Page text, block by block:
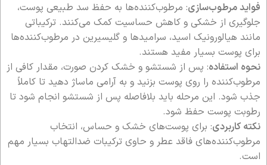
فواید مرطوب‌سازی: مرطوب‌کننده‌ها به حفظ سد طبیعی پوست،
جلوگیری از خشکی و کاهش حساسیت کمک می‌کنند. ترکیباتی
مانند هیالورونیک اسید، سرامیدها و گلیسیرین در مرطوب‌کننده‌ها
برای پوست بسیار مفید هستند.
نحوه استفاده: پس از شستشو و خشک کردن صورت، مقدار کافی از
مرطوب‌کننده را روی پوست بزنید و به آرامی ماساژ دهید تا کاملاً
جذب شود. این مرحله باید بلافاصله پس از شستشو انجام شود تا
رطوبت پوست حفظ شود.
نکته کاربردی: برای پوست‌های خشک و حساس، انتخاب
مرطوب‌کننده‌های فاقد عطر و حاوی ترکیبات ضدالتهاب بسیار مهم
است.